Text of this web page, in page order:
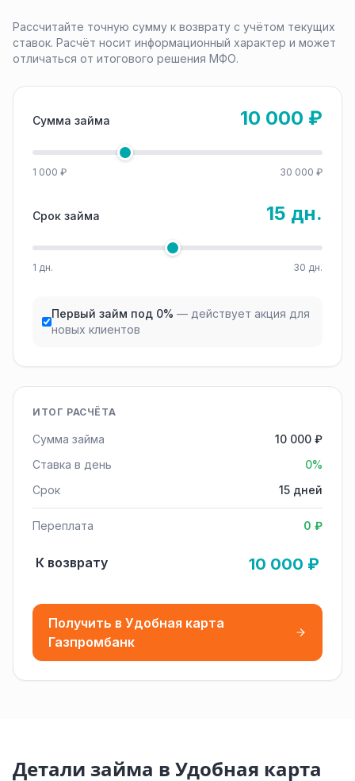
Рассчитайте точную сумму к возврату с учётом текущих
ставок. Расчёт носит информационный характер и может
отличаться от итогового решения МФО.
Сумма займа 10 000 ₽
1 000 ₽ 30 000 ₽
Срок займа 15 дн.
1 дн. 30 дн.
Первый займ под 0% — действует акция для
новых клиентов
ИТОГ РАСЧЁТА
Сумма займа
10 000 ₽
Ставка в день
0%
Срок
15 дней
Переплата 0 ₽
К возврату 10 000 ₽
Получить в Удобная карта
Газпромбанк
Детали займа в Удобная карта